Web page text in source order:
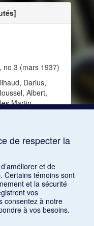
no 3 (mars 1937)
Darius,
Albert,
Martin,
de respecter la
et de
Certains témoins sont
et la sécurité
vos
consentez à notre
à vos besoins.